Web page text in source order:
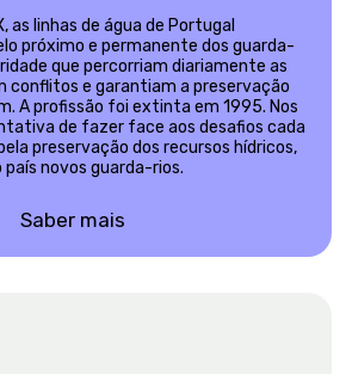
as linhas de água de Portugal
próximo e permanente dos guarda-
que percorriam diariamente as
conflitos e garantiam a preservação
A profissão foi extinta em 1995. Nos
de fazer face aos desafios cada
preservação dos recursos hídricos,
novos guarda-rios.
Saber mais